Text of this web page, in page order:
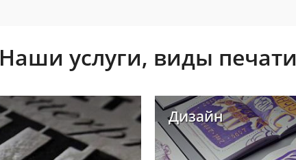
Наши услуги, виды печати
Дизайн